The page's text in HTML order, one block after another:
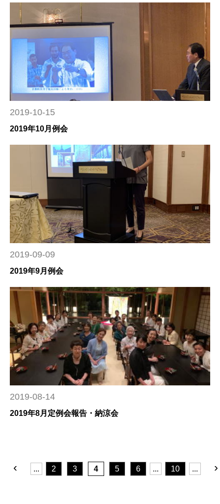
2019-10-15
2019年10月例会
2019-09-09
2019年9月例会
2019-08-14
2019年8月定例会報告・納涼会
‹ ... 2 3 4 5 6 ... 10 ... ›